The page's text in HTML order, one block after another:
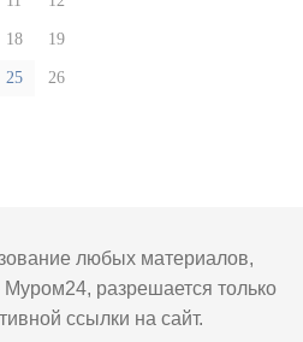
18 19
25 26
любых материалов,
разрешается только
ссылки на сайт.